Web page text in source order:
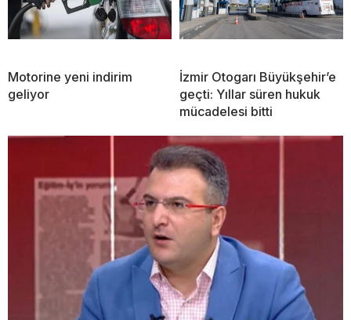
Motorine yeni indirim
geliyor
İzmir Otogarı Büyükşehir’e
geçti: Yıllar süren hukuk
mücadelesi bitti